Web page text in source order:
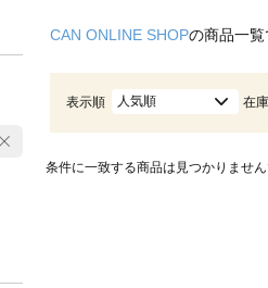
CAN ONLINE SHOPの商品一覧
表示順 人気順 在
条件に一致する商品は見つかりませ